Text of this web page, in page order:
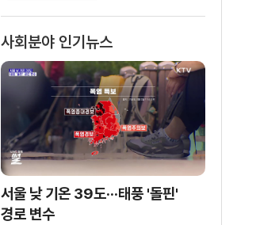
사회분야 인기뉴스
서울 낮 기온 39도···태풍 '돌핀'
경로 변수